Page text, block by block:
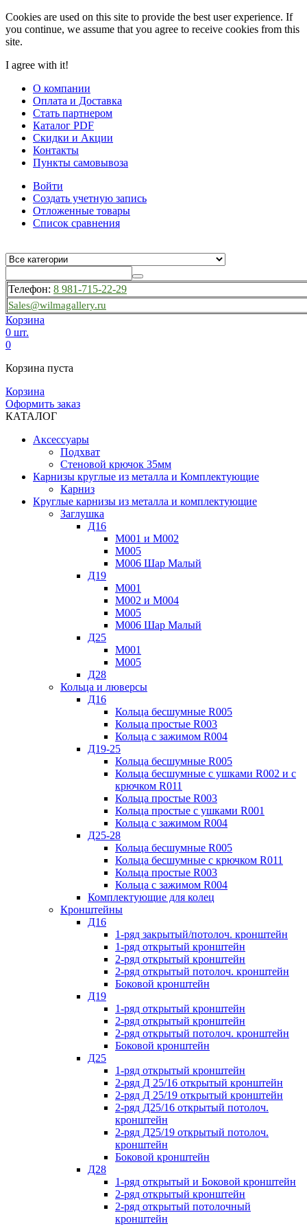
Cookies are used on this site to provide the best user experience. If
you continue, we assume that you agree to receive cookies from this
site.
I agree with it!
О компании
Оплата и Доставка
Стать партнером
Каталог PDF
Скидки и Акции
Контакты
Пункты самовывоза
Войти
Создать учетную запись
Отложенные товары
Список сравнения
Телефон: 8 981-715-22-29
Sales@wilmagallery.ru
Корзина
0 шт.
0
Корзина пуста
Корзина
Оформить заказ
КАТАЛОГ
Аксессуары
Подхват
Стеновой крючок 35мм
Карнизы круглые из металла и Комплектующие
Карниз
Круглые карнизы из металла и комплектующие
Заглушка
Д16
М001 и М002
М005
М006 Шар Малый
Д19
М001
М002 и М004
М005
М006 Шар Малый
Д25
М001
М005
Д28
Кольца и люверсы
Д16
Кольца бесшумные R005
Кольца простые R003
Кольца с зажимом R004
Д19-25
Кольца бесшумные R005
Кольца бесшумные с ушками R002 и с
крючком R011
Кольца простые R003
Кольца простые с ушками R001
Кольца с зажимом R004
Д25-28
Кольца бесшумные R005
Кольца бесшумные с крючком R011
Кольца простые R003
Кольца с зажимом R004
Комплектующие для колец
Кронштейны
Д16
1-ряд закрытый/потолоч. кронштейн
1-ряд открытый кронштейн
2-ряд открытый кронштейн
2-ряд открытый потолоч. кронштейн
Боковой кронштейн
Д19
1-ряд открытый кронштейн
2-ряд открытый кронштейн
2-ряд открытый потолоч. кронштейн
Боковой кронштейн
Д25
1-ряд открытый кронштейн
2-ряд Д 25/16 открытый кронштейн
2-ряд Д 25/19 открытый кронштейн
2-ряд Д25/16 открытый потолоч.
кронштейн
2-ряд Д25/19 открытый потолоч.
кронштейн
Боковой кронштейн
Д28
1-ряд открытый и Боковой кронштейн
2-ряд открытый кронштейн
2-ряд открытый потолочный
кронштейн